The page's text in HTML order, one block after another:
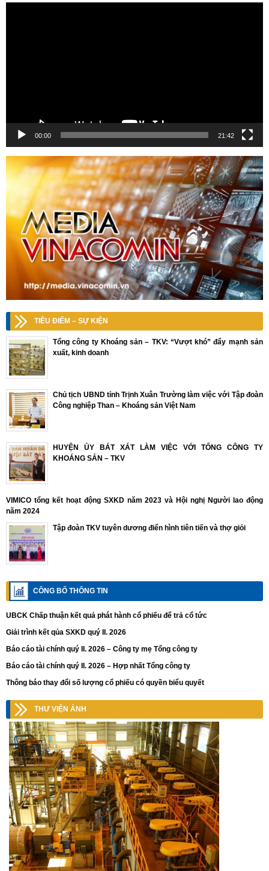
00:00 21:42
TIÊU ĐIỂM – SỰ KIỆN
Tổng công ty Khoáng sản – TKV: “Vượt khó” đẩy mạnh sản
xuất, kinh doanh
Chủ tịch UBND tỉnh Trịnh Xuân Trường làm việc với Tập đoàn
Công nghiệp Than – Khoáng sản Việt Nam
HUYỆN ỦY BÁT XÁT LÀM VIỆC VỚI TỔNG CÔNG TY
KHOÁNG SẢN – TKV
VIMICO tổng kết hoạt động SXKD năm 2023 và Hội nghị Người lao động
năm 2024
Tập đoàn TKV tuyên dương điển hình tiên tiến và thợ giỏi
CÔNG BỐ THÔNG TIN
UBCK Chấp thuận kết quả phát hành cổ phiếu để trả cổ tức
Giải trình kết qủa SXKD quý II. 2026
Báo cáo tài chính quý II. 2026 – Công ty mẹ Tổng công ty
Báo cáo tài chính quý II. 2026 – Hợp nhất Tổng công ty
Thông báo thay đổi số lượng cổ phiếu có quyền biểu quyết
THƯ VIỆN ẢNH